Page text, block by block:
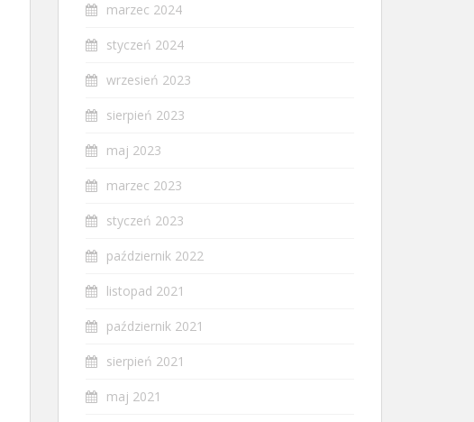
marzec 2024
styczeń 2024
wrzesień 2023
sierpień 2023
maj 2023
marzec 2023
styczeń 2023
październik 2022
listopad 2021
październik 2021
sierpień 2021
maj 2021